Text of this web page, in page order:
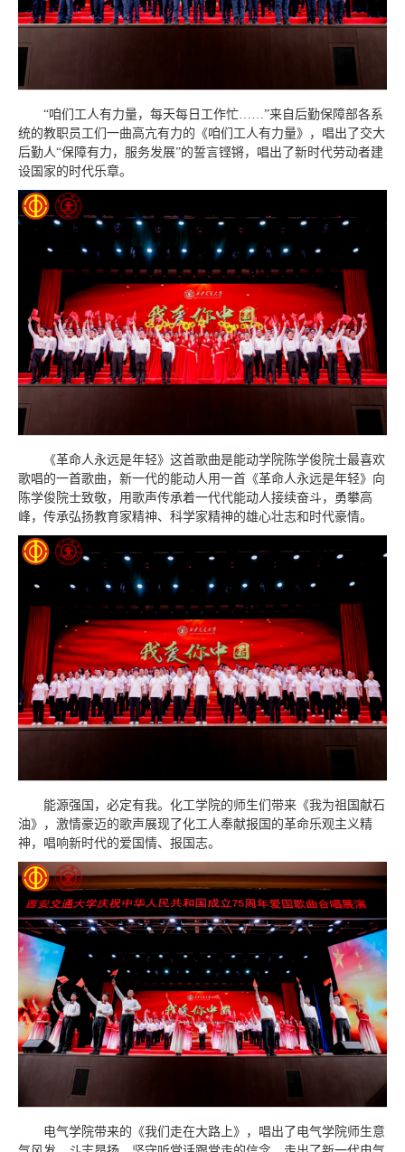
“咱们工人有力量，每天每日工作忙……”来自后勤保障部各系
统的教职员工们一曲高亢有力的《咱们工人有力量》，唱出了交大
后勤人“保障有力，服务发展”的誓言铿锵，唱出了新时代劳动者建
设国家的时代乐章。
《革命人永远是年轻》这首歌曲是能动学院陈学俊院士最喜欢
歌唱的一首歌曲，新一代的能动人用一首《革命人永远是年轻》向
陈学俊院士致敬，用歌声传承着一代代能动人接续奋斗，勇攀高
峰，传承弘扬教育家精神、科学家精神的雄心壮志和时代豪情。
能源强国，必定有我。化工学院的师生们带来《我为祖国献石
油》，激情豪迈的歌声展现了化工人奉献报国的革命乐观主义精
神，唱响新时代的爱国情、报国志。
电气学院带来的《我们走在大路上》，唱出了电气学院师生意